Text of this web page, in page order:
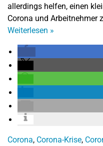
allerdings helfen, einen
Corona und Arbeitnehmer
Weiterlesen »
Corona, Corona-Krise,